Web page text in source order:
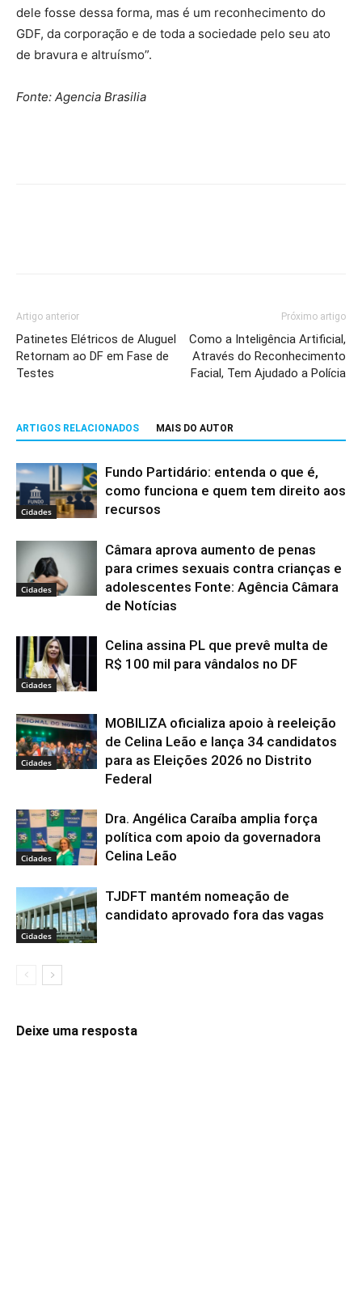
dele fosse dessa forma, mas é um reconhecimento do
GDF, da corporação e de toda a sociedade pelo seu ato
de bravura e altruísmo”.
Fonte: Agencia Brasilia
Artigo anterior
Patinetes Elétricos de Aluguel
Retornam ao DF em Fase de
Testes
Próximo artigo
Como a Inteligência Artificial,
Através do Reconhecimento
Facial, Tem Ajudado a Polícia
ARTIGOS RELACIONADOS MAIS DO AUTOR
Cidades
Fundo Partidário: entenda o que é,
como funciona e quem tem direito aos
recursos
Cidades
Câmara aprova aumento de penas
para crimes sexuais contra crianças e
adolescentes Fonte: Agência Câmara
de Notícias
Cidades
Celina assina PL que prevê multa de
R$ 100 mil para vândalos no DF
Cidades
MOBILIZA oficializa apoio à reeleição
de Celina Leão e lança 34 candidatos
para as Eleições 2026 no Distrito
Federal
Cidades
Dra. Angélica Caraíba amplia força
política com apoio da governadora
Celina Leão
Cidades
TJDFT mantém nomeação de
candidato aprovado fora das vagas
Deixe uma resposta